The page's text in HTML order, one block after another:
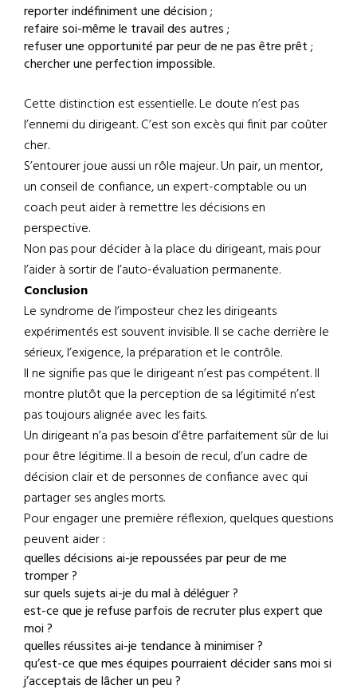
reporter indéfiniment une décision ;
refaire soi-même le travail des autres ;
refuser une opportunité par peur de ne pas être prêt ;
chercher une perfection impossible.
Cette distinction est essentielle. Le doute n’est pas
l’ennemi du dirigeant. C’est son excès qui finit par coûter
cher.
S’entourer joue aussi un rôle majeur. Un pair, un mentor,
un conseil de confiance, un expert-comptable ou un
coach peut aider à remettre les décisions en
perspective.
Non pas pour décider à la place du dirigeant, mais pour
l’aider à sortir de l’auto-évaluation permanente.
Conclusion
Le syndrome de l’imposteur chez les dirigeants
expérimentés est souvent invisible. Il se cache derrière le
sérieux, l’exigence, la préparation et le contrôle.
Il ne signifie pas que le dirigeant n’est pas compétent. Il
montre plutôt que la perception de sa légitimité n’est
pas toujours alignée avec les faits.
Un dirigeant n’a pas besoin d’être parfaitement sûr de lui
pour être légitime. Il a besoin de recul, d’un cadre de
décision clair et de personnes de confiance avec qui
partager ses angles morts.
Pour engager une première réflexion, quelques questions
peuvent aider :
quelles décisions ai-je repoussées par peur de me
tromper ?
sur quels sujets ai-je du mal à déléguer ?
est-ce que je refuse parfois de recruter plus expert que
moi ?
quelles réussites ai-je tendance à minimiser ?
qu’est-ce que mes équipes pourraient décider sans moi si
j’acceptais de lâcher un peu ?